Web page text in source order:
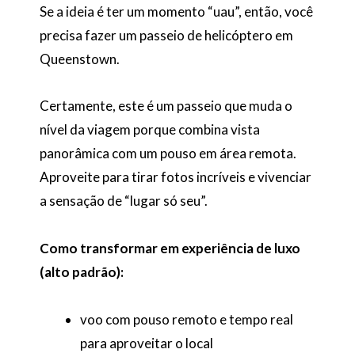
Se a ideia é ter um momento “uau”, então, você
precisa fazer um passeio de helicóptero em
Queenstown.
Certamente, este é um passeio que muda o
nível da viagem porque combina vista
panorâmica com um pouso em área remota.
Aproveite para tirar fotos incríveis e vivenciar
a sensação de “lugar só seu”.
Como transformar em experiência de luxo
(alto padrão):
voo com pouso remoto e tempo real
para aproveitar o local